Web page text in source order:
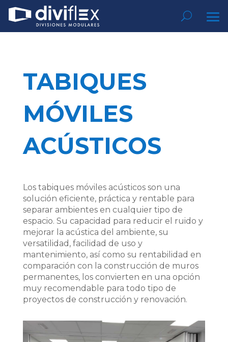
TABIQUES
MÓVILES
ACÚSTICOS
Los tabiques móviles acústicos son una
solución eficiente, práctica y rentable para
separar ambientes en cualquier tipo de
espacio. Su capacidad para reducir el ruido y
mejorar la acústica del ambiente, su
versatilidad, facilidad de uso y
mantenimiento, así como su rentabilidad en
comparación con la construcción de muros
permanentes, los convierten en una opción
muy recomendable para todo tipo de
proyectos de construcción y renovación.